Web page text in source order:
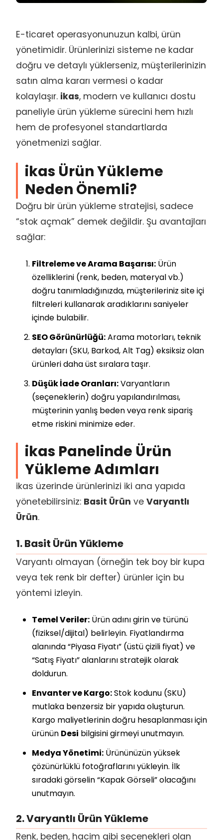
E-ticaret operasyonunuzun kalbi, ürün
yönetimidir. Ürünlerinizi sisteme ne kadar
doğru ve detaylı yüklerseniz, müşterilerinizin
satın alma kararı vermesi o kadar
kolaylaşır. ikas, modern ve kullanıcı dostu
paneliyle ürün yükleme sürecini hem hızlı
hem de profesyonel standartlarda
yönetmenizi sağlar.
ikas Ürün Yükleme
Neden Önemli?
Doğru bir ürün yükleme stratejisi, sadece
“stok açmak” demek değildir. Şu avantajları
sağlar:
Filtreleme ve Arama Başarısı: Ürün
özelliklerini (renk, beden, materyal vb.)
doğru tanımladığınızda, müşterileriniz site içi
filtreleri kullanarak aradıklarını saniyeler
içinde bulabilir.
SEO Görünürlüğü:Arama motorları, teknik
detayları (SKU, Barkod, Alt Tag) eksiksiz olan
ürünleri daha üst sıralara taşır.
Düşük İade Oranları:Varyantların
(seçeneklerin) doğru yapılandırılması,
müşterinin yanlış beden veya renk sipariş
etme riskini minimize eder.
ikas Panelinde Ürün
Yükleme Adımları
ikas üzerinde ürünlerinizi iki ana yapıda
yönetebilirsiniz: Basit Ürün ve Varyantlı
Ürün.
1. Basit Ürün Yükleme
Varyantı olmayan (örneğin tek boy bir kupa
veya tek renk bir defter) ürünler için bu
yöntemi izleyin.
Temel Veriler: Ürün adını girin ve türünü
(fiziksel/dijital) belirleyin. Fiyatlandırma
alanında “Piyasa Fiyatı” (üstü çizili fiyat) ve
“Satış Fiyatı” alanlarını stratejik olarak
doldurun.
Envanter ve Kargo:Stok kodunu (SKU)
mutlaka benzersiz bir yapıda oluşturun.
Kargo maliyetlerinin doğru hesaplanması için
ürünün Desi bilgisini girmeyi unutmayın.
Medya Yönetimi: Ürününüzün yüksek
çözünürlüklü fotoğraflarını yükleyin. İlk
sıradaki görselin “Kapak Görseli” olacağını
unutmayın.
2. Varyantlı Ürün Yükleme
Renk, beden, hacim gibi seçenekleri olan